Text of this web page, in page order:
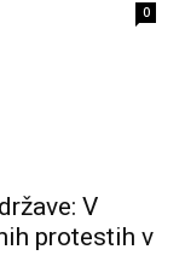
0
V
protestih v